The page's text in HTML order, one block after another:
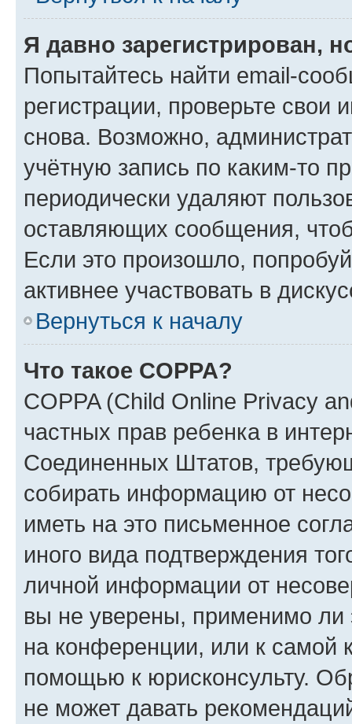
Я давно зарегистрирован,
Попытайтесь найти email-
регистрации, проверьте свои
снова. Возможно,
учётную запись по каким-то
периодически удаляют
оставляющих сообщения,
Если это произошло,
активнее участвовать в
Вернуться к началу
Что такое COPPA?
COPPA (Child Online Privacy
частных прав ребенка в
Соединенных Штатов,
собирать информацию от
иметь на это письменное
иного вида подтверждения
личной информации от
вы не уверены, применимо ли
на конференции, или к самой
помощью к юрисконсульту.
не может давать